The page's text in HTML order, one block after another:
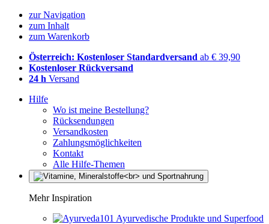
zur Navigation
zum Inhalt
zum Warenkorb
Österreich: Kostenloser Standardversand ab € 39,90
Kostenloser Rückversand
24 h Versand
Hilfe
Wo ist meine Bestellung?
Rücksendungen
Versandkosten
Zahlungsmöglichkeiten
Kontakt
Alle Hilfe-Themen
Mehr Inspiration
Ayurvedische Produkte und Superfood